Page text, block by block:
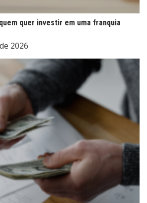
quer investir em uma franquia
2026